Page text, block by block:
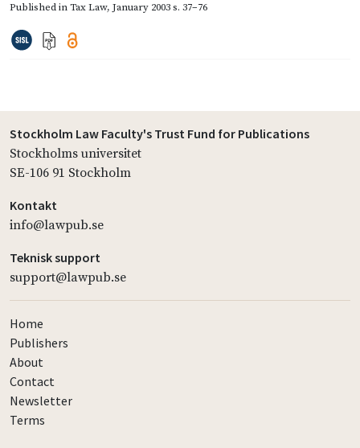
Published inTax Law, January 2003s. 37–76
Stockholm Law Faculty's Trust Fund for Publications
Stockholms universitet
SE-106 91 Stockholm
Kontakt
info@lawpub.se
Teknisk support
support@lawpub.se
Home
Publishers
About
Contact
Newsletter
Terms